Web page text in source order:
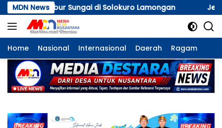
Langsung
ke
konten
MDN News
Lamongan Jelang HUT ke-81 RI, Kapolres
Home Nasional Internasional Daerah Ragam